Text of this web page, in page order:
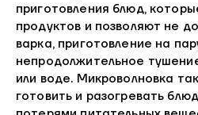
приготовления блюд,
продуктов и позволяют не
варка, приготовление на
непродолжительное
или воде. Микроволновка
готовить и разогревать